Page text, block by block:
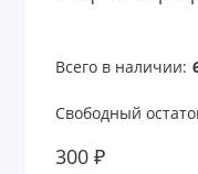
Всего в наличии:
Свободный
300 ₽